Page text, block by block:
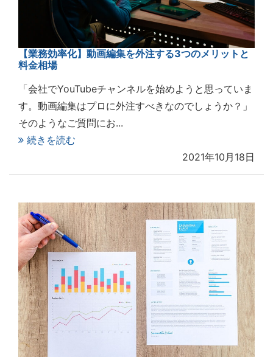
【業務効率化】動画編集を外注する3つのメリットと
料金相場
「会社でYouTubeチャンネルを始めようと思っていま
す。動画編集はプロに外注すべきなのでしょうか？」
そのようなご質問にお...
続きを読む
2021年10月18日